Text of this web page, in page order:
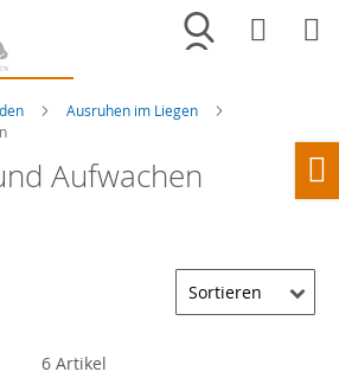
Merkliste
Ausruhen im Liegen
Aufwachen
6Artikel